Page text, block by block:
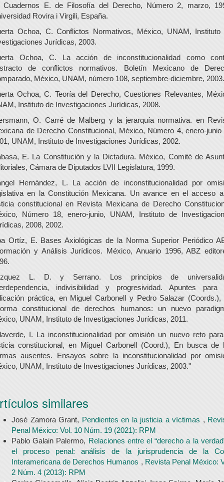
Cuadernos E. de Filosofía del Derecho, Número 2, marzo,
Rovira i Virgili, España.
Ochoa, C. Conflictos Normativos, México, UNAM, Instituto
Jurídicas, 2003.
Ochoa, C. La acción de inconstitucionalidad como
de conflictos normativos. Boletín Mexicano de
México, UNAM, número 108, septiembre-diciembre, 2003.
Ochoa, C. Teoría del Derecho, Cuestiones Relevantes,
Instituto de Investigaciones Jurídicas, 2008.
O. Carré de Malberg y la jerarquía normativa. en
de Derecho Constitucional, México, Número 4, enero-junio
UNAM, Instituto de Investigaciones Jurídicas, 2002.
E. La Constitución y la Dictadura. México, Comité de
Cámara de Diputados LVII Legislatura, 1999.
Hernández, L. La acción de inconstitucionalidad por
en la Constitución Mexicana. Un avance en el acceso
constitucional en Revista Mexicana de Derecho
Número 18, enero-junio, UNAM, Instituto de
2008, 2002.
Ortíz, E. Bases Axiológicas de la Norma Superior Periódico
y Análisis Jurídicos. México, Anuario 1996, ABZ
L. D. y Serrano. Los principios de
indivisibilidad y progresividad. Apuntes para
práctica, en Miguel Carbonell y Pedro Salazar (Coords.),
constitucional de derechos humanos: un nuevo
UNAM, Instituto de Investigaciones Jurídicas, 2011.
I. La inconstitucionalidad por omisión un nuevo reto
constitucional, en Miguel Carbonell (Coord.), En busca de
ausentes. Ensayos sobre la inconstitucionalidad por
UNAM, Instituto de Investigaciones Jurídicas, 2003."
similares
José Zamora Grant, Pendientes en la justicia a víctimas ,
Penal México: Vol. 10 Núm. 19 (2021): RPM
Pablo Galain Palermo, Relaciones entre el “derecho a la
el proceso penal: análisis de la jurisprudencia de la
Interamericana de Derechos Humanos , Revista Penal México:
2 Núm. 4 (2013): RPM